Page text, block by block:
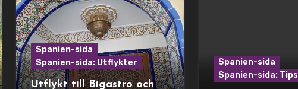
Spanien-sida
Spanien-sida: Utflykter
Utflykt till Bigastro och
Spanien-sida
Spanien-sida: Tips